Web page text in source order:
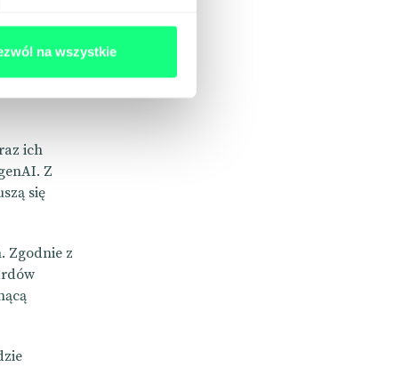
na wszystkie
ich
Z
się
Zgodnie z